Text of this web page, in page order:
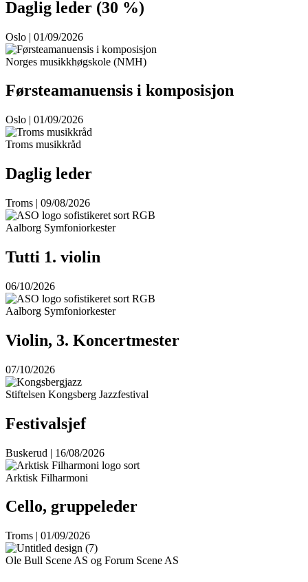
Daglig leder (30 %)
Oslo | 01/09/2026
Norges musikkhøgskole (NMH)
Førsteamanuensis i komposisjon
Oslo | 01/09/2026
Troms musikkråd
Daglig leder
Troms | 09/08/2026
Aalborg Symfoniorkester
Tutti 1. violin
06/10/2026
Aalborg Symfoniorkester
Violin, 3. Koncertmester
07/10/2026
Stiftelsen Kongsberg Jazzfestival
Festivalsjef
Buskerud | 16/08/2026
Arktisk Filharmoni
Cello, gruppeleder
Troms | 01/09/2026
Ole Bull Scene AS og Forum Scene AS